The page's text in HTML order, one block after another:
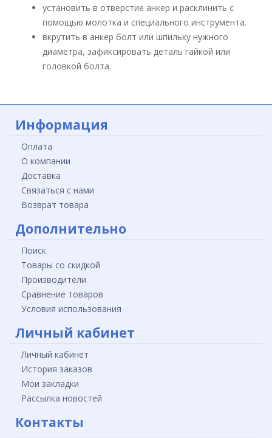
установить в отверстие анкер и расклинить с
помощью молотка и специального инструмента.
вкрутить в анкер болт или шпильку нужного
диаметра, зафиксировать деталь гайкой или
головкой болта.
Информация
Оплата
О компании
Доставка
Связаться с нами
Возврат товара
Дополнительно
Поиск
Товары со скидкой
Производители
Сравнение товаров
Условия использования
Личный кабинет
Личный кабинет
История заказов
Мои закладки
Рассылка новостей
Контакты